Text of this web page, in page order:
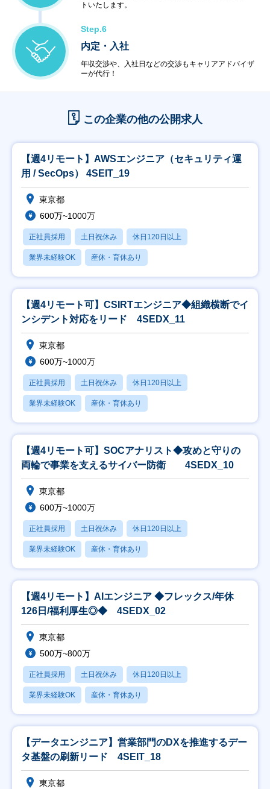
トいたします。
Step.6
内定・入社
年収交渉や、入社日などの交渉もキャリアアドバイザ
ーが代行！
この企業の他の公開求人
【週4リモート】AWSエンジニア（セキュリティ運
用 / SecOps） 4SEIT_19
東京都
600万~1000万
正社員採用 土日祝休み 休日120日以上
業界未経験OK 産休・育休あり
【週4リモート可】CSIRTエンジニア◆組織横断でイ
ンシデント対応をリード 4SEDX_11
東京都
600万~1000万
正社員採用 土日祝休み 休日120日以上
業界未経験OK 産休・育休あり
【週4リモート可】SOCアナリスト◆攻めと守りの
両輪で事業を支えるサイバー防衛 4SEDX_10
東京都
600万~1000万
正社員採用 土日祝休み 休日120日以上
業界未経験OK 産休・育休あり
【週4リモート】AIエンジニア ◆フレックス/年休
126日/福利厚生◎◆ 4SEDX_02
東京都
500万~800万
正社員採用 土日祝休み 休日120日以上
業界未経験OK 産休・育休あり
【データエンジニア】営業部門のDXを推進するデー
タ基盤の刷新リード 4SEIT_18
東京都